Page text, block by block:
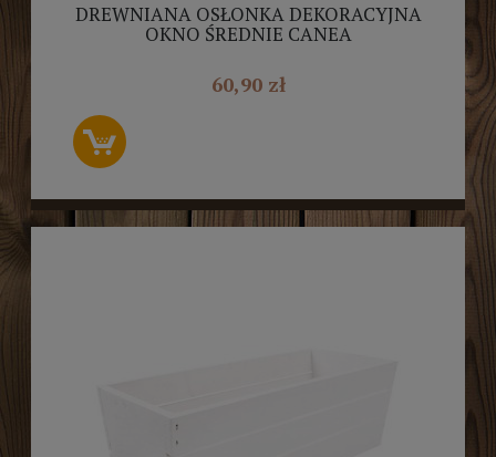
DREWNIANA OSŁONKA DEKORACYJNA
OKNO ŚREDNIE CANEA
60,90 zł